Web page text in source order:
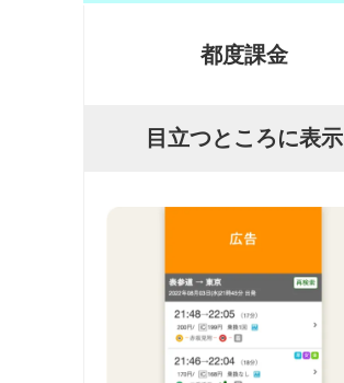
都度課金
目立つところに表示